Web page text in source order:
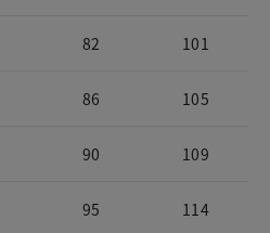
82 101
86 105
90 109
95 114